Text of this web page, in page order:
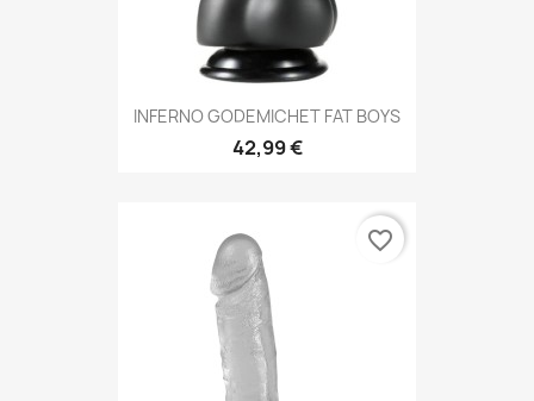
INFERNO GODEMICHET FAT BOYS
42,99 €
favorite_border